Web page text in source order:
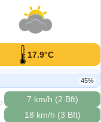
17.9°C
45%
7 km/h (2 Bft)
18 km/h (3 Bft)